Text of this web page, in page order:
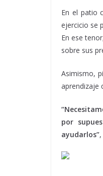
En el patio
ejercicio se
En ese
sobre sus
Asimismo,
aprendizaje
por
ayudarlos”